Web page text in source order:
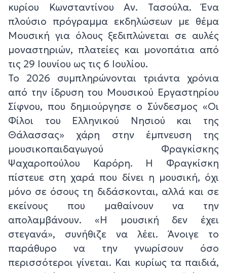
κυρίου Κωνσταντίνου Αν. Τασούλα. Ένα
πλούσιο πρόγραμμα εκδηλώσεων με θέμα
Μουσική για όλους ξεδιπλώνεται σε αυλές
μοναστηριών, πλατείες και μονοπάτια από
τις 29 Ιουνίου ως τις 6 Ιουλίου.
Το 2026 συμπληρώνονται τριάντα χρόνια
από την ίδρυση του Μουσικού Εργαστηρίου
Σίφνου, που δημιούργησε ο Σύνδεσμος «Οι
Φίλοι του Ελληνικού Νησιού και της
Θάλασσας» χάρη στην έμπνευση της
μουσικοπαιδαγωγού Φραγκίσκης
Ψαχαροπούλου Καρόρη. Η Φραγκίσκη
πίστευε στη χαρά που δίνει η μουσική, όχι
μόνο σε όσους τη διδάσκονται, αλλά και σε
εκείνους που μαθαίνουν να την
απολαμβάνουν. «Η μουσική δεν έχει
στεγανά», συνήθιζε να λέει. Άνοιγε το
παράθυρο να την γνωρίσουν όσο
περισσότεροι γίνεται. Και κυρίως τα παιδιά,